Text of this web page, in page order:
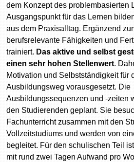
dem Konzept des problembasierten
Ausgangspunkt für das Lernen
aus dem Praxisalltag. Ergänzend
berufsrelevante Fähigkeiten und
trainiert. Das aktive und selbst
einen sehr hohen Stellenwert.
Motivation und Selbstständigkeit für
Ausbildungsweg vorausgesetzt. Die
Ausbildungssequenzen und -zeiten
den Studierenden geplant. Sie
Fachunterricht zusammen mit den
Vollzeitstudiums und werden von
begleitet. Für den schulischen Teil
mit rund zwei Tagen Aufwand pro